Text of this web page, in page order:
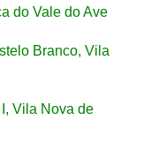
do Vale do Ave
Branco, Vila
Vila Nova de